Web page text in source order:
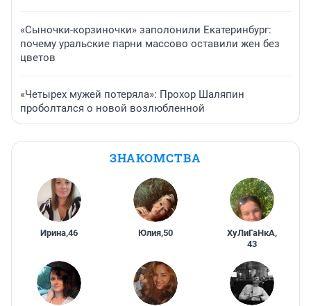
«Сыночки-корзиночки» заполонили Екатеринбург:
почему уральские парни массово оставили жен без
цветов
«Четырех мужей потеряла»: Прохор Шаляпин
проболтался о новой возлюбленной
ЗНАКОМСТВА
Ирина,46 Юлия,50 ХуЛиГаНкА,
43